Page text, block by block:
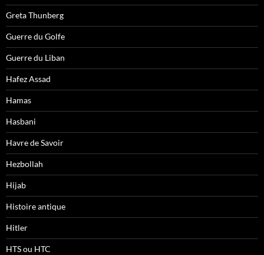
Greta Thunberg
Guerre du Golfe
Guerre du Liban
Hafez Assad
Hamas
Hasbani
Havre de Savoir
Hezbollah
Hijab
Histoire antique
Hitler
HTS ou HTC